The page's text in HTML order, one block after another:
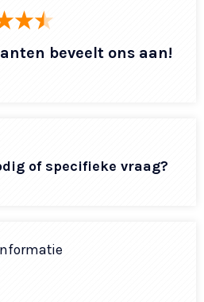
beveelt ons aan!
of specifieke vraag?